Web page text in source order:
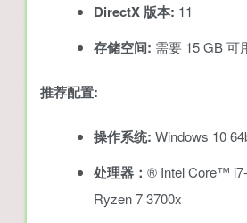
DirectX 版本: 11
存储空间: 需要 15 GB 可
推荐配置:
操作系统: Windows 10
处理器： ® Intel Core™
Ryzen 7 3700x